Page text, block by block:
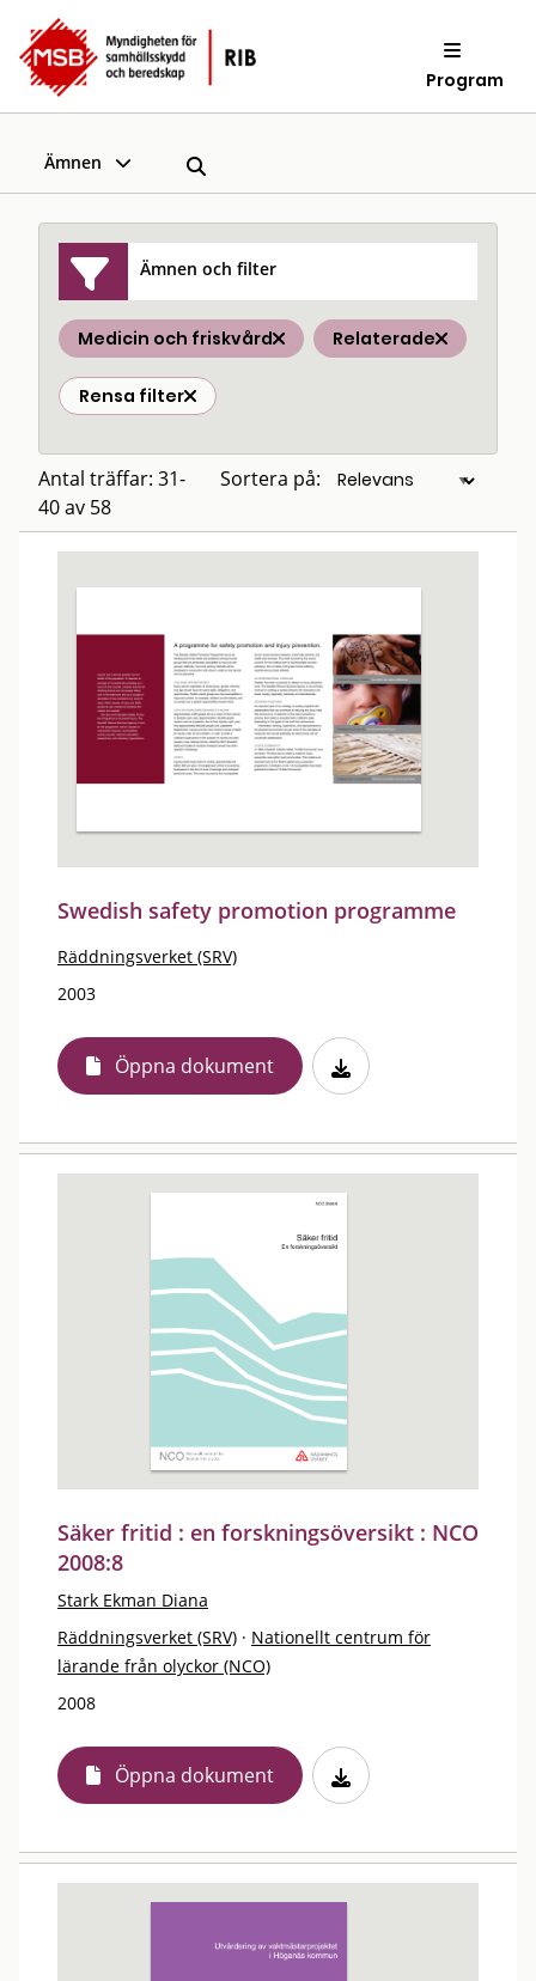
Program
Ämnen
Ämnen och filter
Medicin och friskvård Relaterade
Rensa filter
Antal träffar: 31-
40 av 58
Sortera på:
Swedish safety promotion programme
Räddningsverket (SRV)
2003
Öppna dokument
Säker fritid : en forskningsöversikt : NCO
2008:8
Stark Ekman Diana
Räddningsverket (SRV) · Nationellt centrum för
lärande från olyckor (NCO)
2008
Öppna dokument